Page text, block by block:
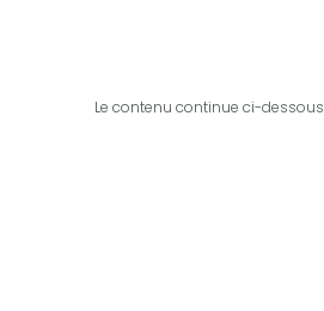
Le contenu continue ci-dessous